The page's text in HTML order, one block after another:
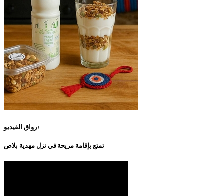
رواق الفيديو+
تمتع بإقامة مريحة في نزل مهدية بلاص